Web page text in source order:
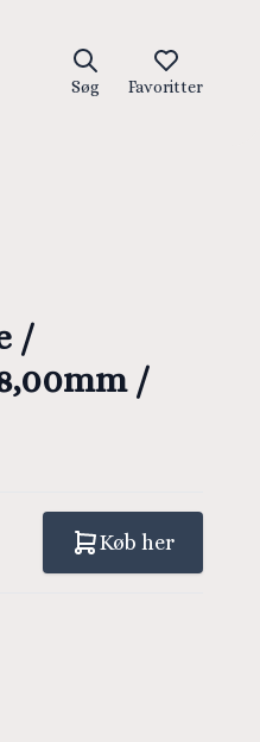
Søg
Favoritter
/
/
Køb her